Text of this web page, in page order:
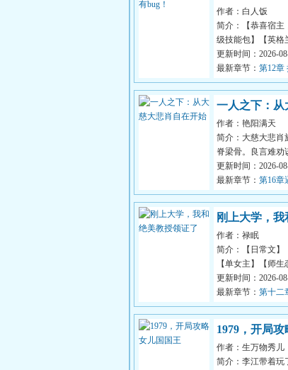
作者：白人饭
简介：【恭喜宿主
级技能包】【英格
使”阿什利·扬的“
粪）”。】...
更新时间：2026-
最新章节： 第12章
一人之下：从
自在开始
作者：艳阳满天
简介：大慈大悲肖
脊梁骨。良言难劝
度自绝人，我叫肖
炮制各种...
更新时间：2026-
最新章节： 第16章
刚上大学，
领证了
作者：禄眠
简介：【日常文】
【单女主】【师
笑】【反差萌】如
到自己命中注...
更新时间：2026-
最新章节： 第十二
你一顿不可！
1979，开局
王
作者：生万物秀儿
简介：李江带着玩